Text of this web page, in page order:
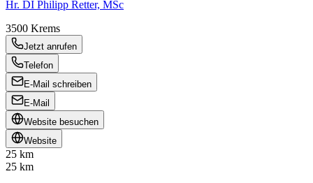
Hr. DI Philipp Retter, MSc
3500 Krems
Jetzt anrufen
Telefon
E-Mail schreiben
E-Mail
Website besuchen
Website
25 km
25 km